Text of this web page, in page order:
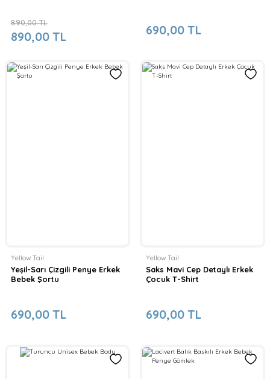
890,00 TL
890,00 TL 690,00 TL
Yellow Tail
Yeşil-Sarı Çizgili Penye Erkek
Bebek Şortu
690,00 TL
Yellow Tail
Saks Mavi Cep Detaylı Erkek
Çocuk T-Shirt
690,00 TL